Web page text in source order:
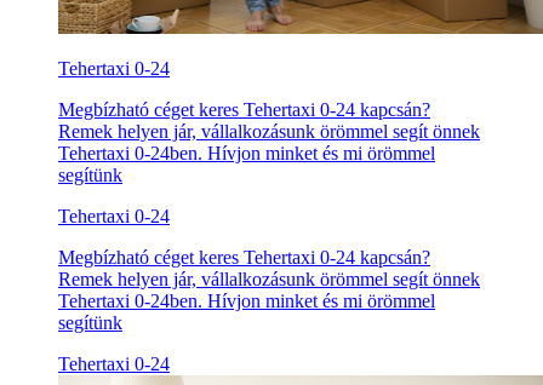
Tehertaxi 0-24
Megbízható céget keres Tehertaxi 0-24 kapcsán?
Remek helyen jár, vállalkozásunk örömmel segít önnek
Tehertaxi 0-24ben. Hívjon minket és mi örömmel
segítünk
Tehertaxi 0-24
Megbízható céget keres Tehertaxi 0-24 kapcsán?
Remek helyen jár, vállalkozásunk örömmel segít önnek
Tehertaxi 0-24ben. Hívjon minket és mi örömmel
segítünk
Tehertaxi 0-24